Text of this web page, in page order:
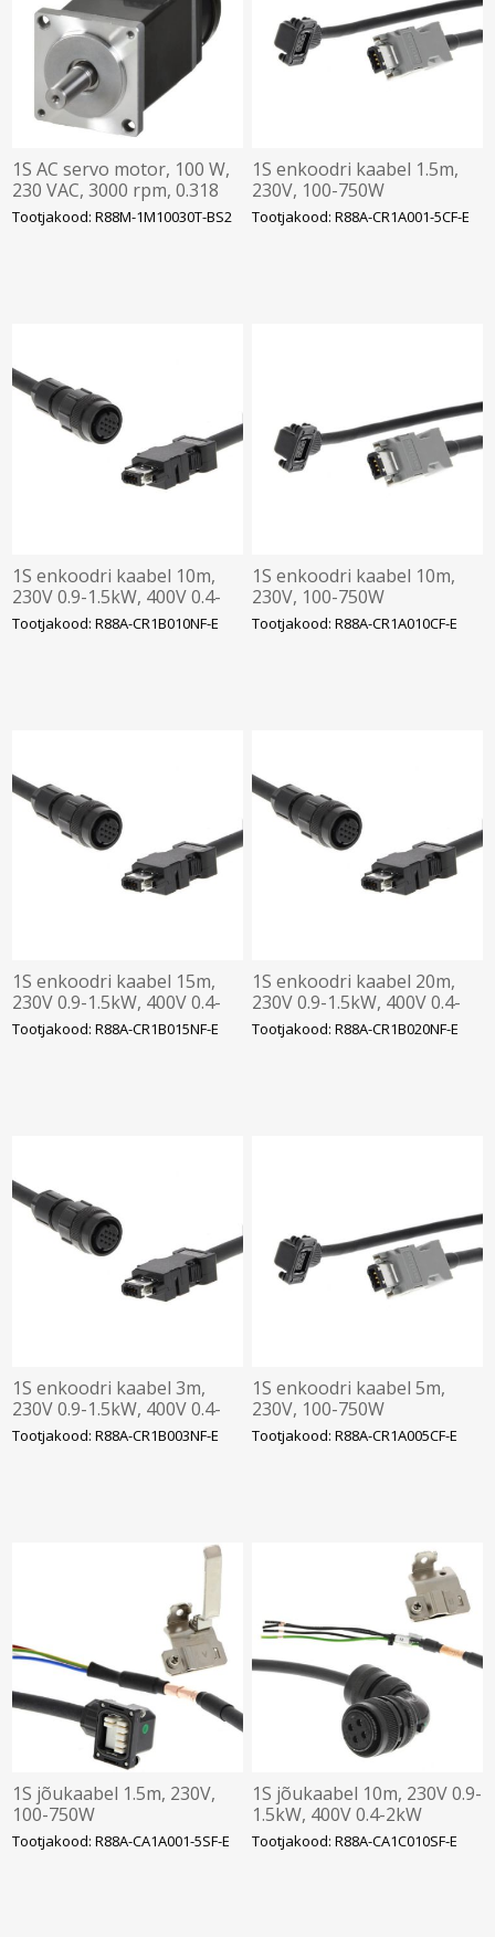
1S AC servo motor, 100 W,
230 VAC, 3000 rpm, 0.318
Nm, absolute encoder, with
brake
Tootjakood: R88M-1M10030T-BS2
1S enkoodri kaabel 1.5m,
230V, 100-750W
Tootjakood: R88A-CR1A001-5CF-E
1S enkoodri kaabel 10m,
230V 0.9-1.5kW, 400V 0.4-
3kW
Tootjakood: R88A-CR1B010NF-E
1S enkoodri kaabel 10m,
230V, 100-750W
Tootjakood: R88A-CR1A010CF-E
1S enkoodri kaabel 15m,
230V 0.9-1.5kW, 400V 0.4-
3kW
Tootjakood: R88A-CR1B015NF-E
1S enkoodri kaabel 20m,
230V 0.9-1.5kW, 400V 0.4-
3kW
Tootjakood: R88A-CR1B020NF-E
1S enkoodri kaabel 3m,
230V 0.9-1.5kW, 400V 0.4-
3kW, Omron
Tootjakood: R88A-CR1B003NF-E
1S enkoodri kaabel 5m,
230V, 100-750W
Tootjakood: R88A-CR1A005CF-E
1S jõukaabel 1.5m, 230V,
100-750W
Tootjakood: R88A-CA1A001-5SF-E
1S jõukaabel 10m, 230V 0.9-
1.5kW, 400V 0.4-2kW
Tootjakood: R88A-CA1C010SF-E